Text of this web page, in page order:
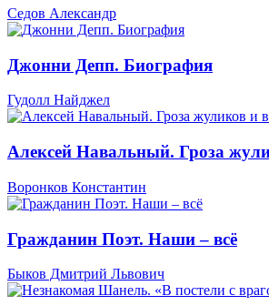
Седов Александр
Джонни Депп. Биография
Гудолл Найджел
Алексей Навальный. Гроза
Воронков Константин
Гражданин Поэт. Наши – всё
Быков Дмитрий Львович